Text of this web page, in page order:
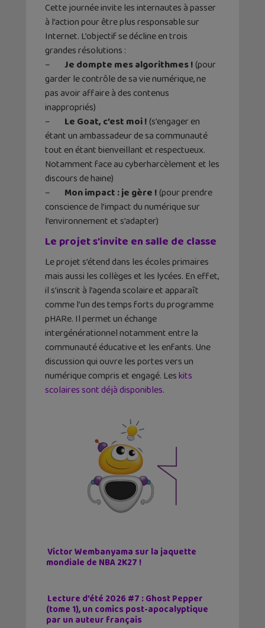
Cette journée invite les internautes à passer
à l’action pour être plus responsable sur
Internet. L’objectif se décline en trois
grandes résolutions :
–
Je dompte mes algorithmes !(pour
garder le contrôle de sa vie numérique, ne
pas avoir affaire à des contenus
inappropriés)
–
Le Goat, c’est moi !(s’engager en
étant un ambassadeur de sa communauté
tout en étant bienveillant et respectueux.
Notamment face au cyberharcèlement et les
discours de haine)
– Mon impact : je gère !(pour prendre
conscience de l’impact du numérique sur
l’environnement et s’adapter)
Le projet s’invite en salle de classe
Le projet s’étend dans les écoles primaires
mais aussi les collèges et les lycées. En effet,
il s’inscrit à l’agenda scolaire et apparaît
comme l’un des temps forts du programme
pHARe. Il permet un échange
intergénérationnel notamment entre la
communauté éducative et les enfants. Une
discussion qui ouvre les portes vers un
numérique compris et engagé. Leskits
scolaires sont déjà disponibles.
Victor Wembanyama sur la jaquette
mondiale de NBA 2K27 !
Lecture d’été 2026 #7 : Ghost Pepper
(tome 1), un comics post-apocalyptique
par un auteur français